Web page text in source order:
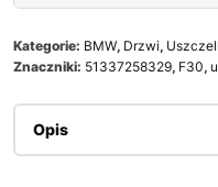
Kategorie: BMW, Drzwi,
Znaczniki: 51337258329, F30,
Opis